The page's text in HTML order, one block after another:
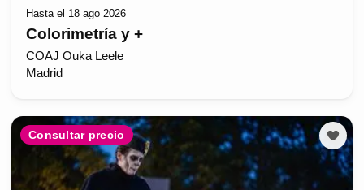
Hasta el 18 ago 2026
Colorimetría y +
COAJ Ouka Leele
Madrid
Consultar precio